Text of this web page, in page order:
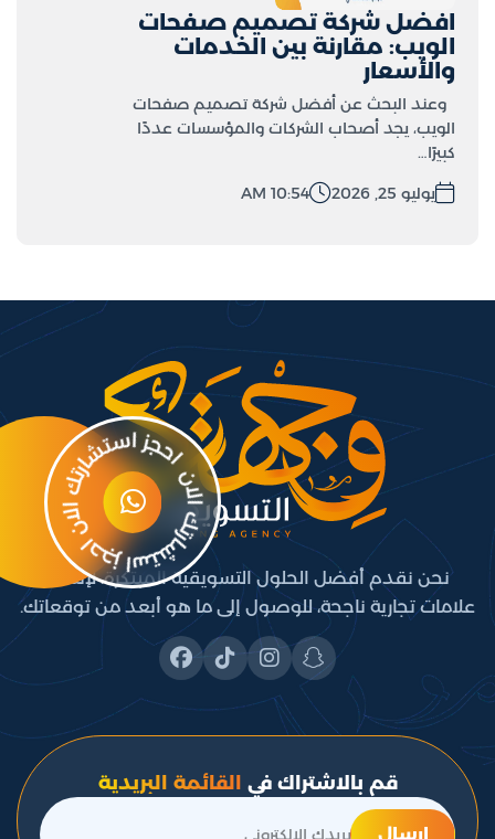
افضل شركة تصميم صفحات
الويب: مقارنة بين الخدمات
والأسعار
وعند البحث عن أفضل شركة تصميم صفحات
الويب، يجد أصحاب الشركات والمؤسسات عددًا
كبيرًا…
يوليو 25, 2026 10:54 AM
نحن نقدم أفضل الحلول التسويقية المبتكرة، لإنشاء
علامات تجارية ناجحة، للوصول إلى ما هو أبعد من توقعاتك.
قم بالاشتراك في القائمة البريدية
إرسال